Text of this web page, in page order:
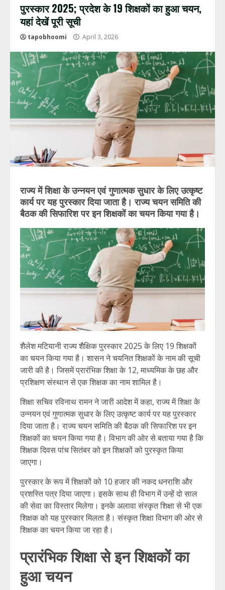
पुरस्कार 2025; प्रदेश के 19 शिक्षकों का हुआ चयन,
यहां देखें पूरी सूची
tapobhoomi April 3, 2026
राज्य में शिक्षा के उन्नयन एवं गुणात्मक सुधार के लिए उत्कृष्ट
कार्य पर यह पुरस्कार दिया जाता है। राज्य चयन समिति की
बैठक की सिफारिश पर इन शिक्षकों का चयन किया गया है।
शैलेश मटियानी राज्य शैक्षिक पुरस्कार 2025 के लिए 19 शिक्षकों
का चयन किया गया है। शासन ने चयनित शिक्षकों के नाम की सूची
जारी की है। जिसमें प्रारंभिक शिक्षा के 12, माध्यमिक के छह और
प्रशिक्षण संस्थान से एक शिक्षक का नाम शामिल है।
शिक्षा सचिव रविनाथ रामन ने जारी आदेश में कहा, राज्य में शिक्षा के
उन्नयन एवं गुणात्मक सुधार के लिए उत्कृष्ट कार्य पर यह पुरस्कार
दिया जाता है। राज्य चयन समिति की बैठक की सिफारिश पर इन
शिक्षकों का चयन किया गया है। विभाग की ओर से बताया गया है कि
शिक्षक दिवस पांच सितंबर को इन शिक्षकों को पुरस्कृत किया
जाएगा।
पुरस्कार के रूप में शिक्षकों को 10 हजार की नकद धनराशि और
प्रशस्ति पत्र दिया जाएगा। इसके साथ ही विभाग में उन्हें दो साल
की सेवा का विस्तार मिलेगा। इनके अलावा संस्कृत शिक्षा से भी एक
शिक्षक को यह पुरस्कार मिलता है। संस्कृत शिक्षा विभाग की ओर से
शिक्षक का चयन किया जा रहा है।
प्रारंभिक शिक्षा से इन शिक्षकों का
हुआ चयन